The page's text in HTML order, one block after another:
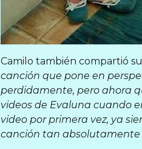
Camilo también compartió
canción que pone en
perdidamente, pero ahora
videos de Evaluna cuando
video por primera vez, ya
canción tan absolutamente